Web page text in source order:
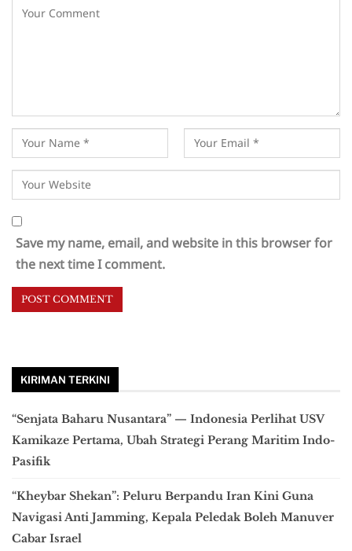
Save my name, email, and website in this browser for
the next time I comment.
KIRIMAN TERKINI
“Senjata Baharu Nusantara” — Indonesia Perlihat USV
Kamikaze Pertama, Ubah Strategi Perang Maritim Indo-
Pasifik
“Kheybar Shekan”: Peluru Berpandu Iran Kini Guna
Navigasi Anti Jamming, Kepala Peledak Boleh Manuver
Cabar Israel